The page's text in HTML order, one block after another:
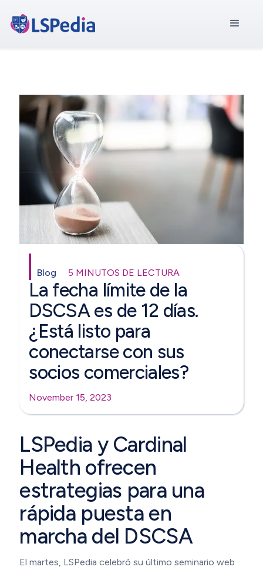
Blog 5 MINUTOS DE LECTURA
La fecha límite de la
DSCSA es de 12 días.
¿Está listo para
conectarse con sus
socios comerciales?
November 15, 2023
LSPedia y Cardinal
Health ofrecen
estrategias para una
rápida puesta en
marcha del DSCSA
El martes, LSPedia celebró su último seminario web